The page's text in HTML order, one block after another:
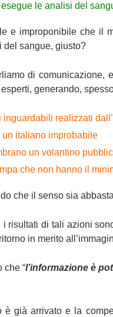
le analisi del
e improponibile che il
del sangue, giusto?
di comunicazione,
generando,
inguardabili realizzati
un italiano improbabile
un volantino
che non hanno il
che il senso sia
i risultati di tali azioni
in merito
che “l’informazione è
è già arrivato e la